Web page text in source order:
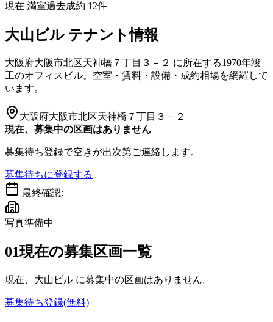
現在 満室過去成約 12件
大山ビル テナント情報
大阪府大阪市北区天神橋７丁目３－２ に所在する1970年竣
工のオフィスビル。空室・賃料・設備・成約相場を網羅して
います。
大阪府大阪市北区天神橋７丁目３－２
現在、募集中の区画はありません
募集待ち登録で空きが出次第ご連絡します。
募集待ちに登録する
最終確認: —
写真準備中
01現在の募集区画一覧
現在、 大山ビル に募集中の区画はありません。
募集待ち登録(無料)